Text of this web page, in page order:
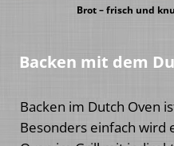
Brot – frisch und
Backen mit dem
Backen im Dutch Oven
Besonders einfach wird